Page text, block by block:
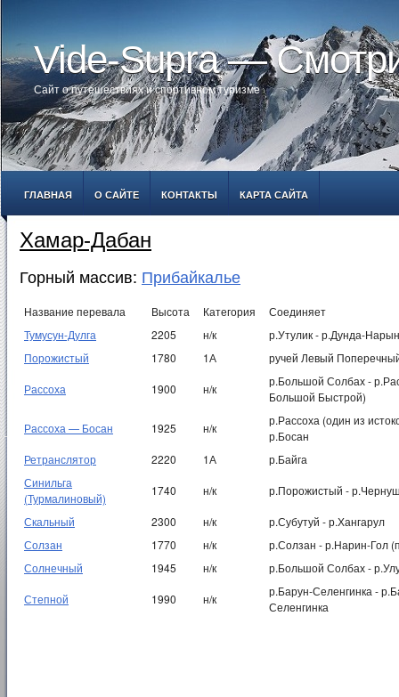
Vide-Supra —
Сайт о путешествиях и спортивном туризме
ГЛАВНАЯ О САЙТЕ КОНТАКТЫ КАРТА САЙТА
Хамар-Дабан
Горный массив: Прибайкалье
Название перевала Высота Категория
Соединяет
Тумусун-Дулга
2205 н/к
р.Утулик - р.Дунда-
Порожистый
1780 1А ручей Левый
Рассоха 1900 н/к
р.Большой Солбах -
Большой Быстрой)
Рассоха — Босан 1925 н/к
р.Рассоха (один из
р.Босан
Ретранслятор
2220 1А
р.Байга
Синильга
(Турмалиновый)
1740 н/к р.Порожистый -
Скальный 2300 н/к
р.Субутуй - р.Хангарул
Солзан
1770 н/к
р.Солзан - р.Нарин-Гол
Солнечный
1945 н/к р.Большой Солбах -
Степной 1990 н/к
р.Барун-Селенгинка -
Селенгинка